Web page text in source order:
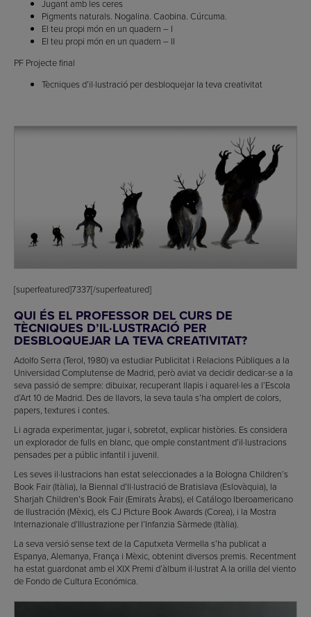
Jugant amb les ceres
Pigments naturals. Nogalina. Caobina. Cúrcuma.
El teu propi món en un quadern – I
El teu propi món en un quadern – II
PF Projecte final
Tècniques d’il·lustració per desbloquejar la teva creativitat
[superfeatured]7337[/superfeatured]
QUI ÉS EL PROFESSOR DEL CURS DE
TÈCNIQUES D’IL·LUSTRACIÓ PER
DESBLOQUEJAR LA TEVA CREATIVITAT?
Adolfo Serra (Terol, 1980) va estudiar Publicitat i Relacions Públiques a la
Universidad Complutense de Madrid, però aviat va decidir dedicar-se a la
seva passió de sempre: dibuixar, recuperant llapis i aquarel·les a l’Escola
d’Art 10 de Madrid. Des de llavors, la seva taula s’ha omplert de colors,
papers, textures i contes.
Li agrada experimentar, jugar i, sobretot, explicar històries. Es considera
un explorador de fulls en blanc, que omple constantment d’il·lustracions
pensades per a públic infantil i juvenil.
Les seves il·lustracions han estat seleccionades a la Bologna Children’s
Book Fair (Itàlia), la Biennal d’Il·lustració de Bratislava (Eslovàquia), la
Sharjah Children’s Book Fair (Emirats Àrabs), el Catálogo Iberoamericano
de Ilustración (Mèxic), els CJ Picture Book Awards (Corea), i la Mostra
Internazionale d’Illustrazione per l’Infanzia Sàrmede (Itàlia).
La seva versió sense text de la Caputxeta Vermella s’ha publicat a
Espanya, Alemanya, França i Mèxic, obtenint diversos premis. Recentment
ha estat guardonat amb el XIX Premi d’àlbum il·lustrat A la orilla del viento
de Fondo de Cultura Económica.